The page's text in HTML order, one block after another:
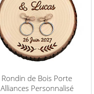
Rondin de Bois Porte
Alliances Personnalisé